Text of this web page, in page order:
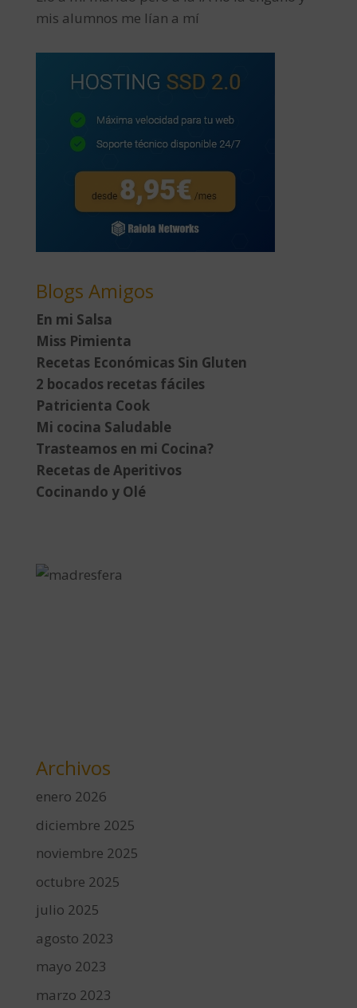
mis alumnos me lían a mí
Blogs Amigos
En mi Salsa
Miss Pimienta
Recetas Económicas Sin Gluten
2 bocados recetas fáciles
Patricienta Cook
Mi cocina Saludable
Trasteamos en mi Cocina?
Recetas de Aperitivos
Cocinando y Olé
Archivos
enero 2026
diciembre 2025
noviembre 2025
octubre 2025
julio 2025
agosto 2023
mayo 2023
marzo 2023